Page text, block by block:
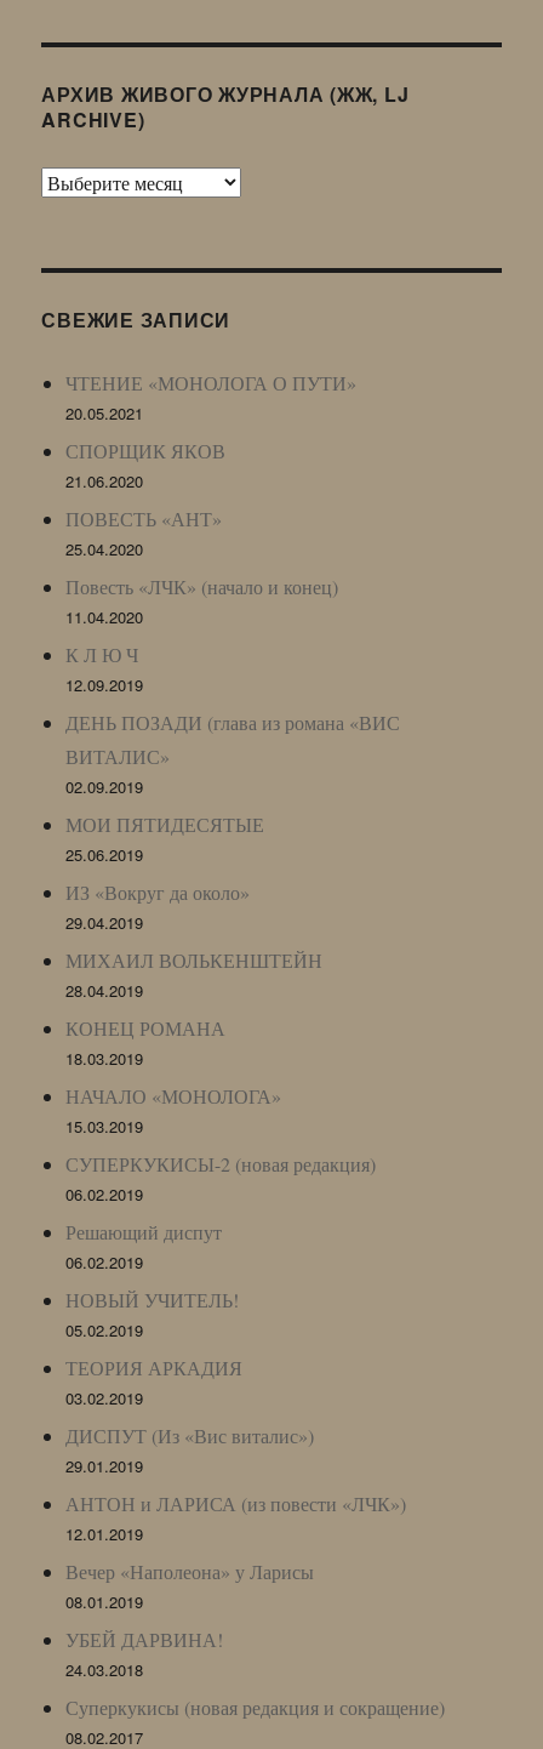
АРХИВ ЖИВОГО ЖУРНАЛА (ЖЖ, LJ
ARCHIVE)
Архив
LJ
СВЕЖИЕ ЗАПИСИ
ЧТЕНИЕ «МОНОЛОГА О ПУТИ»
20.05.2021
СПОРЩИК ЯКОВ
21.06.2020
ПОВЕСТЬ «АНТ»
25.04.2020
Повесть «ЛЧК» (начало и конец)
11.04.2020
К Л Ю Ч
12.09.2019
ДЕНЬ ПОЗАДИ (глава из романа «ВИС
ВИТАЛИС»
02.09.2019
МОИ ПЯТИДЕСЯТЫЕ
25.06.2019
ИЗ «Вокруг да около»
29.04.2019
МИХАИЛ ВОЛЬКЕНШТЕЙН
28.04.2019
КОНЕЦ РОМАНА
18.03.2019
НАЧАЛО «МОНОЛОГА»
15.03.2019
СУПЕРКУКИСЫ-2 (новая редакция)
06.02.2019
Решающий диспут
06.02.2019
НОВЫЙ УЧИТЕЛЬ!
05.02.2019
ТЕОРИЯ АРКАДИЯ
03.02.2019
ДИСПУТ (Из «Вис виталис»)
29.01.2019
АНТОН и ЛАРИСА (из повести «ЛЧК»)
12.01.2019
Вечер «Наполеона» у Ларисы
08.01.2019
УБЕЙ ДАРВИНА!
24.03.2018
Суперкукисы (новая редакция и сокращение)
08.02.2017